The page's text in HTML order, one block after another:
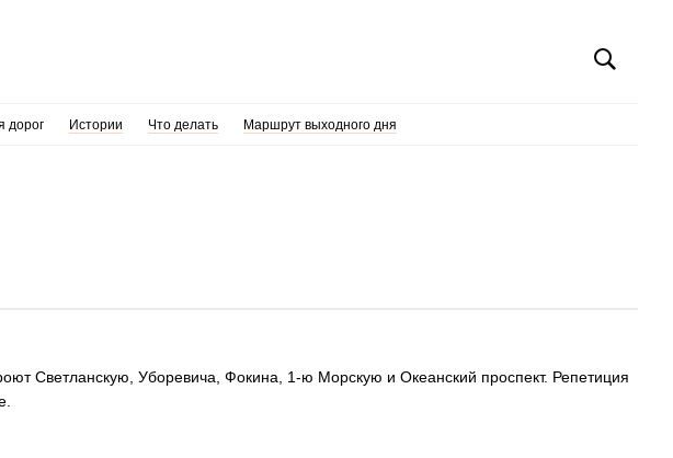
дорог Истории Что делать Маршрут выходного дня
Светланскую, Уборевича, Фокина, 1-ю Морскую и Океанский проспект. Репетиция